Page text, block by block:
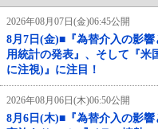
2026年08月07日(金)06:45公開
8月7日(金)■『為替介入の影
用統計の発表』、そして『米
に注視)』に注目！
2026年08月06日(木)06:50公開
8月6日(木)■『為替介入の影